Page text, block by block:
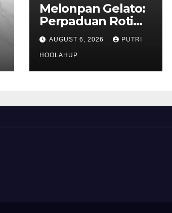
Melonpan Gelato:
Perpaduan Roti
Renyah dan Es
Krim Lembut yang
Menggoda
AUGUST 6, 2026 PUTRI
HOOLAHUP